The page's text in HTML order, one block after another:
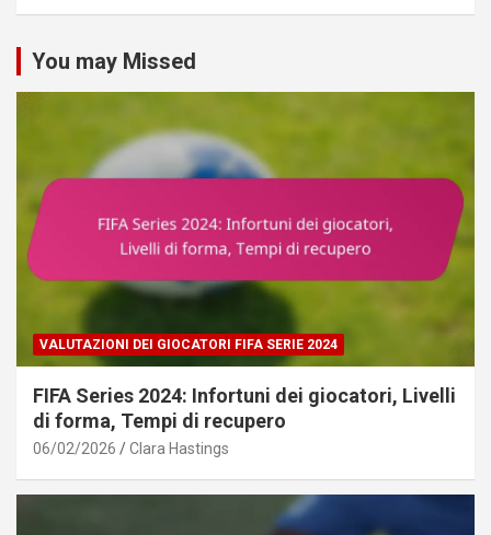
You may Missed
VALUTAZIONI DEI GIOCATORI FIFA SERIE 2024
FIFA Series 2024: Infortuni dei giocatori, Livelli
di forma, Tempi di recupero
06/02/2026 Clara Hastings